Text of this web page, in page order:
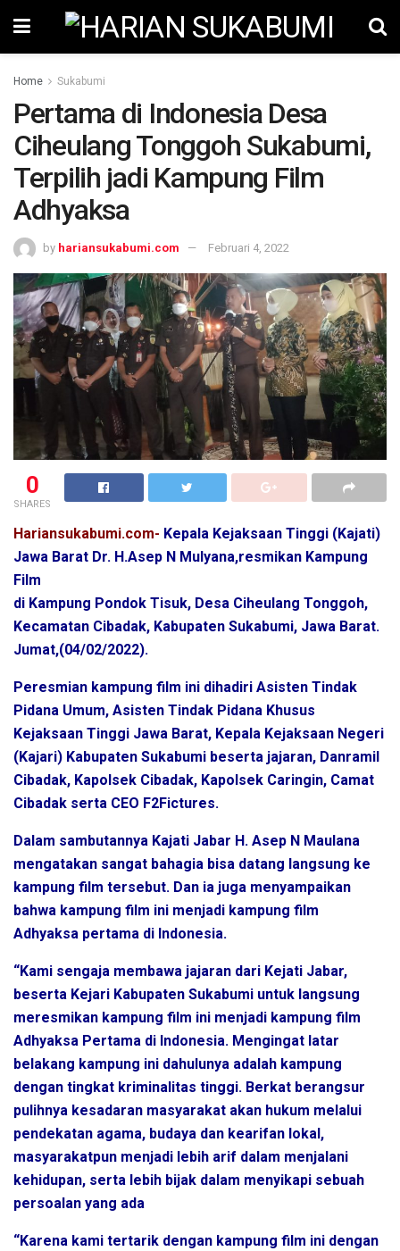
Home Sukabumi
Pertama di Indonesia Desa
Ciheulang Tonggoh Sukabumi,
Terpilih jadi Kampung Film
Adhyaksa
by hariansukabumi.com Februari 4, 2022
0
SHARES
Hariansukabumi.com- Kepala Kejaksaan Tinggi (Kajati)
Jawa Barat Dr. H.Asep N Mulyana,resmikan Kampung
Film
di Kampung Pondok Tisuk, Desa Ciheulang Tonggoh,
Kecamatan Cibadak, Kabupaten Sukabumi, Jawa Barat.
Jumat,(04/02/2022).
Peresmian kampung film ini dihadiri Asisten Tindak
Pidana Umum, Asisten Tindak Pidana Khusus
Kejaksaan Tinggi Jawa Barat, Kepala Kejaksaan Negeri
(Kajari) Kabupaten Sukabumi beserta jajaran, Danramil
Cibadak, Kapolsek Cibadak, Kapolsek Caringin, Camat
Cibadak serta CEO F2Fictures.
Dalam sambutannya Kajati Jabar H. Asep N Maulana
mengatakan sangat bahagia bisa datang langsung ke
kampung film tersebut. Dan ia juga menyampaikan
bahwa kampung film ini menjadi kampung film
Adhyaksa pertama di Indonesia.
“Kami sengaja membawa jajaran dari Kejati Jabar,
beserta Kejari Kabupaten Sukabumi untuk langsung
meresmikan kampung film ini menjadi kampung film
Adhyaksa Pertama di Indonesia. Mengingat latar
belakang kampung ini dahulunya adalah kampung
dengan tingkat kriminalitas tinggi. Berkat berangsur
pulihnya kesadaran masyarakat akan hukum melalui
pendekatan agama, budaya dan kearifan lokal,
masyarakatpun menjadi lebih arif dalam menjalani
kehidupan, serta lebih bijak dalam menyikapi sebuah
persoalan yang ada
“Karena kami tertarik dengan kampung film ini dengan